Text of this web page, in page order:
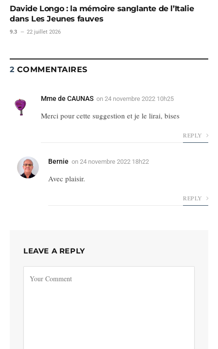
Davide Longo : la mémoire sanglante de l’Italie
dans Les Jeunes fauves
9.3 22 juillet 2026
2 COMMENTAIRES
Mme de CAUNAS on 24 novembre 2022 10h25
Merci pour cette suggestion et je le lirai, bises
REPLY
Bernie on 24 novembre 2022 18h22
Avec plaisir.
REPLY
LEAVE A REPLY